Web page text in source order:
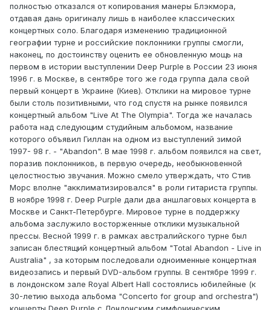
полностью отказался от копирования манеры Блэкмора,
отдавая дань оригиналу лишь в наиболее классических
концертных соло. Благодаря изменению традиционной
географии турне и российские поклонники группы смогли,
наконец, по достоинству оценить ее обновленную мощь на
первом в истории выступлении Deep Purple в России 23 июня
1996 г. в Москве, в сентябре того же года группа дала свой
первый концерт в Украине (Киев). Отклики на мировое турне
были столь позитивными, что год спустя на рынке появился
концертный альбом "Live At The Olympia". Тогда же началась
работа над следующим студийным альбомом, название
которого объявил Гиллан на одном из выступлений зимой
1997- 98 г. - "Abandon". В мае 1998 г. альбом появился на свет,
поразив поклонников, в первую очередь, необыкновенной
целостностью звучания. Можно смело утверждать, что Стив
Морс вполне "акклиматизировался" в роли гитариста группы.
В ноябре 1998 г. Deep Purple дали два аншлаговых концерта в
Москве и Санкт-Петербурге. Мировое турне в поддержку
альбома заслужило восторженные отклики музыкальной
прессы. Весной 1999 г. в рамках австралийского турне был
записан блестящий концертный альбом "Total Abandon - Live in
Australia" , за которым последовали одноименные концертная
видеозапись и первый DVD-альбом группы. В сентябре 1999 г.
в лондонском зале Royal Albert Hall состоялись юбилейные (к
30-летию выхода альбома "Concerto for group and orchestra")